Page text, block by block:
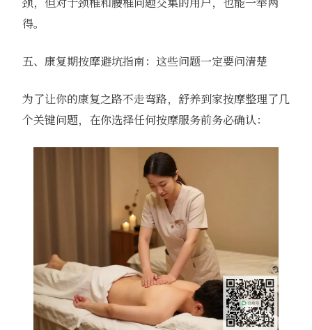
得。
五、康复期按摩避坑指南：这些问题一定要问清楚
为了让你的康复之路不走弯路，舒养到家按摩整理了几
个关键问题，在你选择任何按摩服务前务必确认：